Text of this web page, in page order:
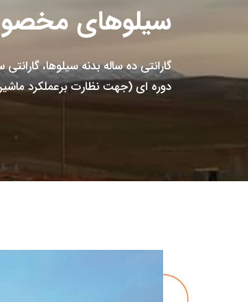
سیلوهای
گارانتی ده ساله بدنه سیلوها،
دوره‌ ای (جهت نظارت بر‌عملکرد